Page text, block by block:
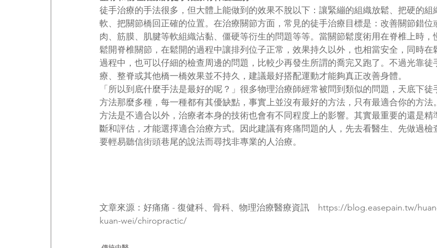
徒手治療的手法很多，但大體上能做到的效果不脫以下：讓緊繃的組織放鬆、把硬的組
軟、把關節橋回正確的位置。在治療關節方面，常見的徒手治療目標是：改善關節錯位
肉、筋膜、肌腱等軟組織沾黏、僵硬等衍生的問題等等。當關節鬆度術用在脊椎上時，
鬆開脊椎關節，在鬆開的過程中讓排列位子正常，效果持久以外，也相當安全，同時在
過程中，也可以仔細的檢查周邊的問題，比較少再發生所謂的喬完又跑了。不過光靠徒
療、整脊或其他橋一橋效果並不持久，建議最好搭配運動才能夠真正改善身體。
「所以到底什麼手法是最好的呢？」很多物理治療師經常被問到類似的問題，天底下徒
方法那麼多種，每一種都有其優缺點，事實上並沒有最好的方法，只有最適合你的方法
方法是不適合以外，治療者本身的技術也會有不同程度上的影響。其實最重要的還是精
斷和評估，才能選擇適合治療方式。因此建議有疼痛問題的人，先去看醫生、先做過檢
要輕易聽信街頭巷尾的說法而尋找非專業的人治療。
文章來源：好痛痛 - 復健科、骨科、物理治療醫療資訊 https://blog.easepain.tw/
kuan-wei/chiropractic/